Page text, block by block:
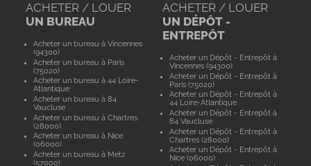
ACHETER / LOUER
UN BUREAU
Acheter un bureau à Vincennes
(94300)
Acheter un bureau à Paris
(75020)
Acheter un bureau à 44 Loire-
Atlantique
Acheter un bureau à 84
Vaucluse
Acheter un bureau à Chartres
(28000)
Acheter un bureau à Nice
(06000)
Acheter un bureau à Metz
(57000)
ACHETER / LOUER
UN DÉPÔT -
ENTREPÔT
Acheter un Dépôt - Entrepôt à
Vincennes (94300)
Acheter un Dépôt - Entrepôt à
Paris (75020)
Acheter un Dépôt - Entrepôt à
44 Loire-Atlantique
Acheter un Dépôt - Entrepôt à
84 Vaucluse
Acheter un Dépôt - Entrepôt à
Chartres (28000)
Acheter un Dépôt - Entrepôt à
Nice (06000)